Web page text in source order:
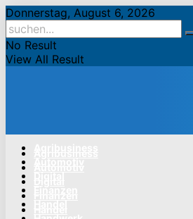
Donnerstag, August 6, 2026
No Result
View All Result